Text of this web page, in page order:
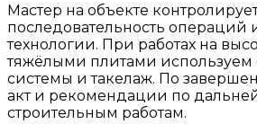
Мастер на объекте
последовательность операций
технологии. При работах на
тяжёлыми плитами используем
системы и такелаж. По
акт и рекомендации по
строительным работам.